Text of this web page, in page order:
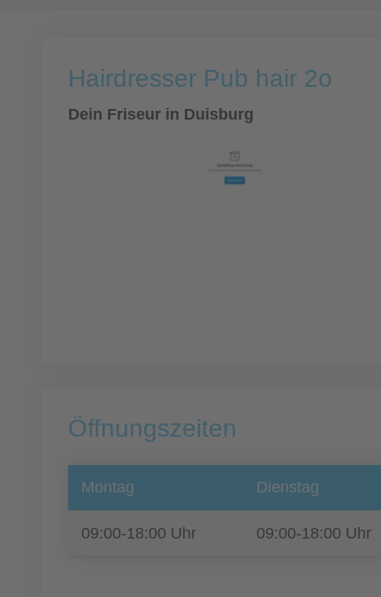
Hairdresser Pub hair 2o
Dein Friseur in Duisburg
Öffnungszeiten
Montag Dienstag
09:00-18:00 Uhr 09:00-18:00 Uhr